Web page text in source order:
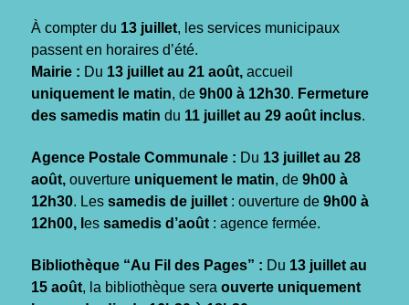
À compter du 13 juillet, les services municipaux
passent en horaires d’été.
Mairie : Du 13 juillet au 21 août, accueil
uniquement le matin, de 9h00 à 12h30. Fermeture
des samedis matin du 11 juillet au 29 août inclus.
Agence Postale Communale : Du 13 juillet au 28
août, ouverture uniquement le matin, de 9h00 à
12h30. Les samedis de juillet : ouverture de 9h00 à
12h00, l es samedis d’août : agence fermée.
Bibliothèque “Au Fil des Pages” : Du 13 juillet au
15 août, la bibliothèque sera ouverte uniquement